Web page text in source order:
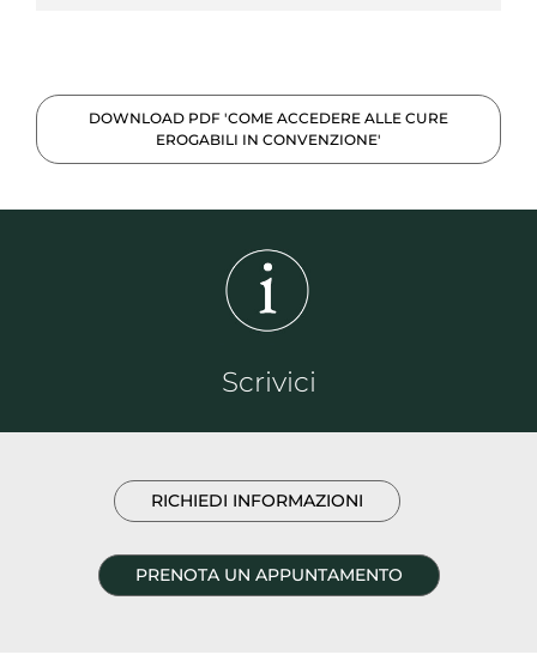
DOWNLOAD PDF 'COME ACCEDERE ALLE CURE
EROGABILI IN CONVENZIONE'
Scrivici
RICHIEDI INFORMAZIONI
PRENOTA UN APPUNTAMENTO